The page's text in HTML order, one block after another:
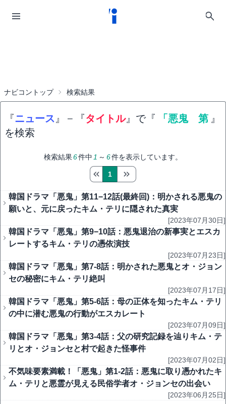
ナビコントップ 検索結果
『ニュース 』 − 『タイトル』で『 「悪鬼 第 』
を検索
検索結果6件中 1 ～ 6件を表示しています。
1
韓国ドラマ「悪鬼」第11−12話(最終回)：明かされる悪鬼の
願いと、元に戻ったキム・テリに隠された真実
[2023年07月30日]
韓国ドラマ「悪鬼」第9−10話：悪鬼退治の新事実とエスカ
レートするキム・テリの憑依演技
[2023年07月23日]
韓国ドラマ「悪鬼」第7-8話：明かされた悪鬼とオ・ジョン
セの秘密にキム・テリ絶叫
[2023年07月17日]
韓国ドラマ「悪鬼」第5-6話：母の正体を知ったキム・テリ
の中に潜む悪鬼の行動がエスカレート
[2023年07月09日]
韓国ドラマ「悪鬼」第3-4話：父の研究記録を辿りキム・テ
リとオ・ジョンセと村で起きた怪事件
[2023年07月02日]
不気味要素満載！「悪鬼」第1-2話：悪鬼に取り憑かれたキ
ム・テリと悪霊が見える民俗学者オ・ジョンセの出会い
[2023年06月25日]